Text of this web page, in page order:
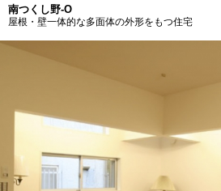
南つくし野-O
屋根・壁一体的な多面体の外形をもつ住宅